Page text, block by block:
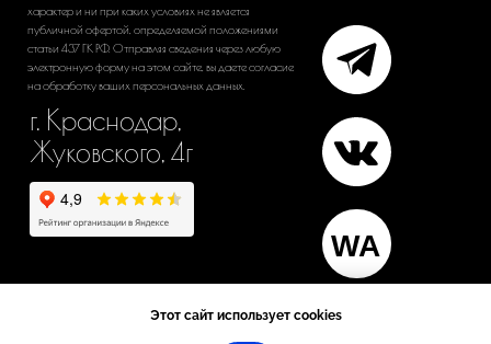
Этот сайт использует cookies